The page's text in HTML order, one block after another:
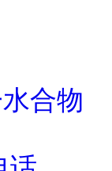
合物